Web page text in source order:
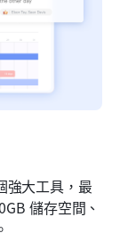
強大工具，最
儲存空間、